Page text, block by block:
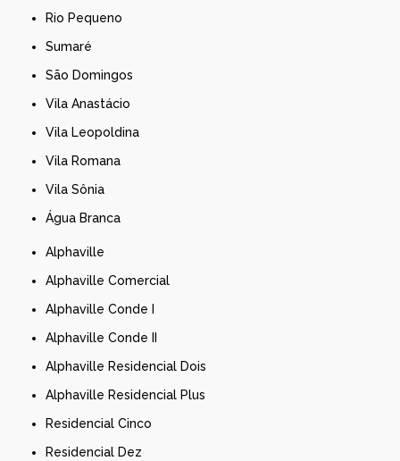
Rio Pequeno
Sumaré
São Domingos
Vila Anastácio
Vila Leopoldina
Vila Romana
Vila Sônia
Água Branca
Alphaville
Alphaville Comercial
Alphaville Conde I
Alphaville Conde II
Alphaville Residencial Dois
Alphaville Residencial Plus
Residencial Cinco
Residencial Dez